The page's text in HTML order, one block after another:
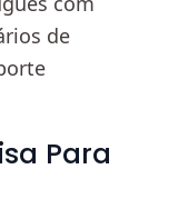
de
Para